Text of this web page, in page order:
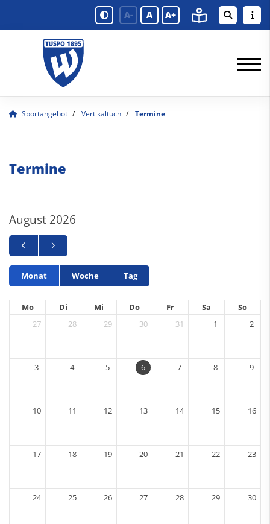
A- A A+
Sportangebot Vertikaltuch Termine
Termine
August 2026
Monat Woche Tag
Mo Di Mi Do Fr Sa
So
27
28 29 30 31 1 2
3 4 5 6 7 8 9
10 11 12 13 14 15 16
17 18 19 20 21 22 23
24 25 26 27 28 29 30